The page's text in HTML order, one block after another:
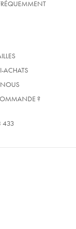
ACHATS
?
433